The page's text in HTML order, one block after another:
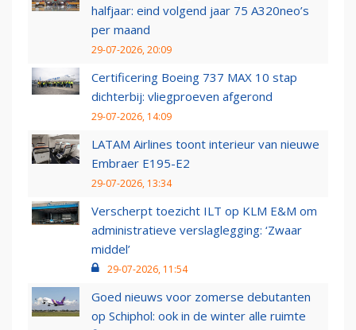
halfjaar: eind volgend jaar 75 A320neo’s
per maand
29-07-2026, 20:09
Certificering Boeing 737 MAX 10 stap
dichterbij: vliegproeven afgerond
29-07-2026, 14:09
LATAM Airlines toont interieur van nieuwe
Embraer E195-E2
29-07-2026, 13:34
Verscherpt toezicht ILT op KLM E&M om
administratieve verslaglegging: ‘Zwaar
middel’
29-07-2026, 11:54
Goed nieuws voor zomerse debutanten
op Schiphol: ook in de winter alle ruimte